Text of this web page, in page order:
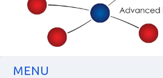
MENU